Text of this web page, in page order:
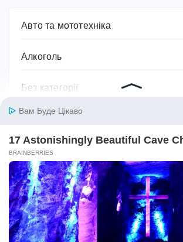
Авто та мототехніка
Алкоголь
Без категорії
Біографії та історії життя
Бодибілдинг
Будівництво та ремонт